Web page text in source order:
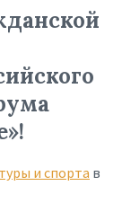
и спорта в